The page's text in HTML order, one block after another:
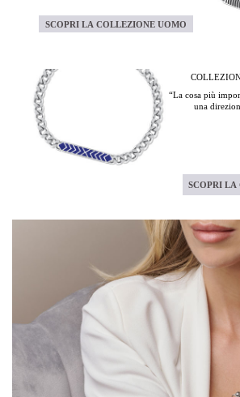
SCOPRI LA COLLEZIONE UOMO
“La cosa più
una
SCOPRI LA